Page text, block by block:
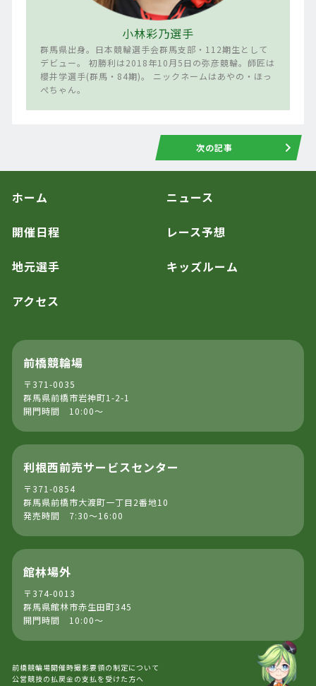
小林彩乃選手
群馬県出身。日本競輪選手会群馬支部・112期生として
デビュー。 初勝利は2018年10月5日の弥彦競輪。師匠は
櫻井学選手(群馬・84期)。 ニックネームはあやの・ほっ
ぺちゃん。
次の記事
ホーム ニュース
開催日程 レース予想
地元選手 キッズルーム
アクセス
前橋競輪場
〒371-0035
群馬県前橋市岩神町1-2-1
開門時間 10:00～
利根西前売サービスセンター
〒371-0854
群馬県前橋市大渡町一丁目2番地10
発売時間 7:30～16:00
館林場外
〒374-0013
群馬県館林市赤生田町345
開門時間 10:00～
前橋競輪場開催時撮影要領の制定について
公営競技の払戻金の支払を受けた方へ